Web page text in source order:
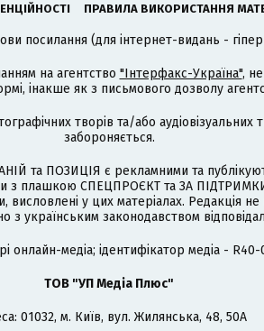
ПРАВИЛА ВИКОРИСТАННЯ
посилання (для інтернет-видань -
на агентство "Інтерфакс-Україна",
інакше як з письмового дозволу
творів та/або
забороняється.
та ПОЗИЦІЯ є рекламними та
з плашкою СПЕЦПРОЄКТ та ЗА
висловлені у цих матеріалах. Редакція не
з українським законодавством
онлайн-медіа; ідентифікатор медіа - R40-
ТОВ "УП Медіа Плюс"
01032, м. Київ, вул. Жилянська, 48, 50А